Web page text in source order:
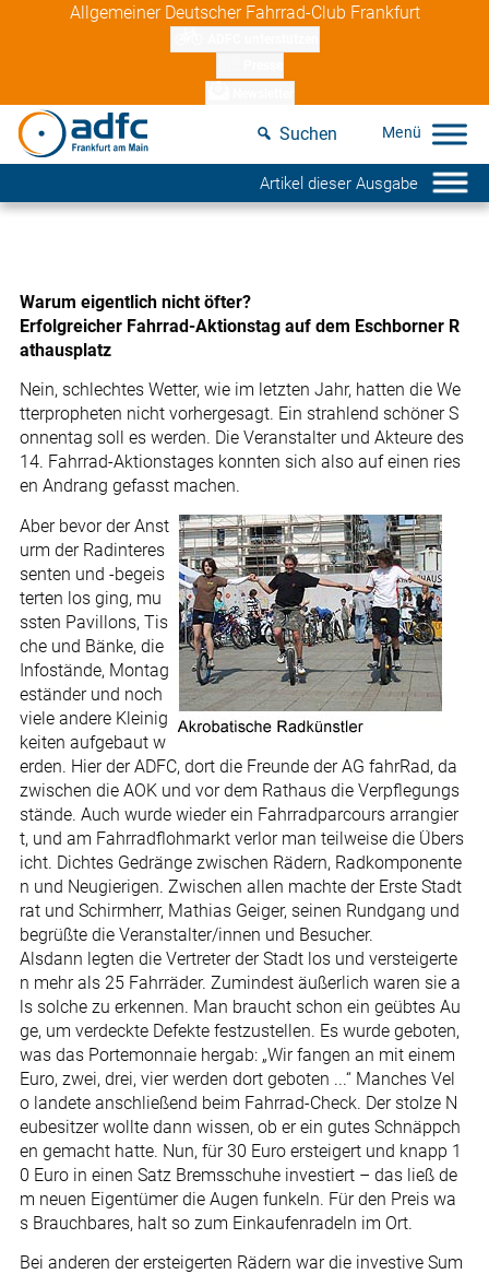
Allgemeiner Deutscher Fahrrad-Club Frankfurt
Suchen
Artikel dieser Ausgabe
Warum eigentlich nicht öfter?
Erfolgreicher Fahrrad-Aktionstag auf dem Eschborner R
athausplatz
Nein, schlechtes Wetter, wie im letzten Jahr, hatten die We
tterpropheten nicht vorhergesagt. Ein strahlend schöner S
onnentag soll es werden. Die Veranstalter und Akteure des
14. Fahrrad-Aktionstages konnten sich also auf einen ries
en Andrang gefasst machen.
Aber bevor der Anst
urm der Radinteres
senten und -begeis
terten los ging, mu
ssten Pavillons, Tis
che und Bänke, die
Infostände, Montag
eständer und noch
viele andere Kleinig
keiten aufgebaut w
erden. Hier der ADFC, dort die Freunde der AG fahrRad, da
zwischen die AOK und vor dem Rathaus die Verpflegungs
stände. Auch wurde wieder ein Fahrradparcours arrangier
t, und am Fahrradflohmarkt verlor man teilweise die Übers
icht. Dichtes Gedränge zwischen Rädern, Radkomponente
n und Neugierigen. Zwischen allen machte der Erste Stadt
rat und Schirmherr, Mathias Geiger, seinen Rundgang und
begrüßte die Veranstalter/innen und Besucher.
Alsdann legten die Vertreter der Stadt los und versteigerte
n mehr als 25 Fahrräder. Zumindest äußerlich waren sie a
ls solche zu erkennen. Man braucht schon ein geübtes Au
ge, um verdeckte Defekte festzustellen. Es wurde geboten,
was das Portemonnaie hergab: „Wir fangen an mit einem
Euro, zwei, drei, vier werden dort geboten ...“ Manches Vel
o landete anschließend beim Fahrrad-Check. Der stolze N
eubesitzer wollte dann wissen, ob er ein gutes Schnäppch
en gemacht hatte. Nun, für 30 Euro ersteigert und knapp 1
0 Euro in einen Satz Bremsschuhe investiert – das ließ de
m neuen Eigentümer die Augen funkeln. Für den Preis wa
s Brauchbares, halt so zum Einkaufenradeln im Ort.
Bei anderen der ersteigerten Rädern war die investive Sum